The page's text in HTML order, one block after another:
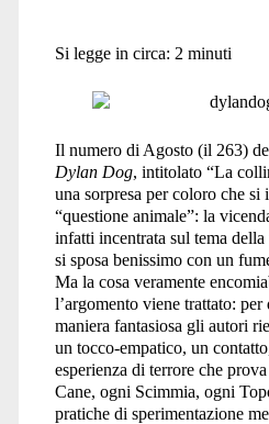
Si legge in circa: 2 minuti
Il numero di Agosto (il 263)
Dylan Dog, intitolato “La
una sorpresa per coloro che si
“questione animale”: la
infatti incentrata sul tema
si sposa benissimo con un
Ma la cosa veramente
l’argomento viene trattato:
maniera fantasiosa gli autori
un tocco-empatico, un
esperienza di terrore che
Cane, ogni Scimmia, ogni
pratiche di sperimentazione